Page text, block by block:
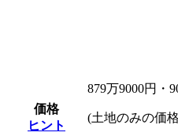
価格
ヒント
879万9000円・
(土地のみの価